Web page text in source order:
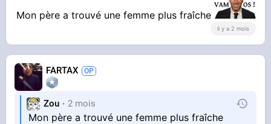
Mon père a trouvé une femme plus fraîche
il y a 2 mois
FARTAX
Zou 2 mois
Mon père a trouvé une femme plus fraîche